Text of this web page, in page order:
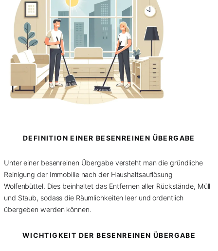
DEFINITION EINER BESENREINEN ÜBERGABE
Unter einer besenreinen Übergabe versteht man die gründliche
Reinigung der Immobilie nach der Haushaltsauflösung
Wolfenbüttel. Dies beinhaltet das Entfernen aller Rückstände, Müll
und Staub, sodass die Räumlichkeiten leer und ordentlich
übergeben werden können.
WICHTIGKEIT DER BESENREINEN ÜBERGABE